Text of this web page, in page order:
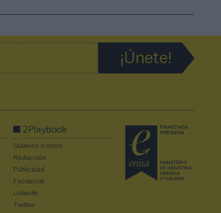
2Playbook
Quiénes somos
Redacción
Publicidad
Facebook
Linkedin
Twitter